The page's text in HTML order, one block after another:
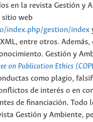
en la revista Gestión y
sitio web
index.php/gestion/index
entre otros.
Gestión y
on Publication Ethics
como plagio,
de interés o en
de financiación. Todo
Gestión y Ambiente,